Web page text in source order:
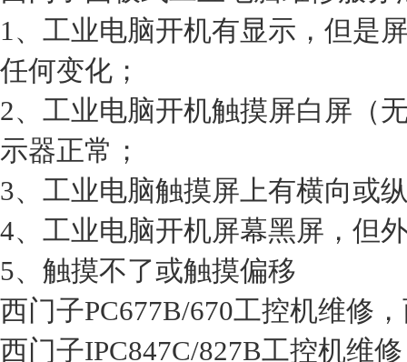
1、 工业电脑开机有显示，但是
任何变化；
2、 工业电脑开机触摸屏白屏（
示器正常；
3、 工业电脑触摸屏上有横向或
4、 工业电脑开机屏幕黑屏，但
5、触摸不了或触摸偏移
西门子PC677B/670工控机维修
西门子IPC847C/827B工控机维